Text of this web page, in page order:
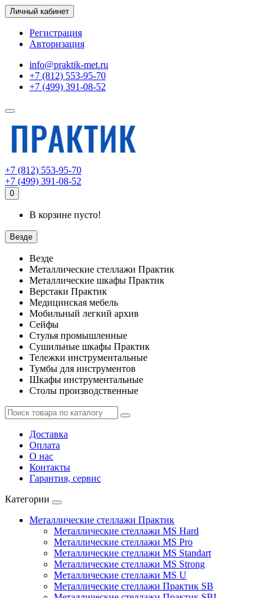
Личный кабинет
Регистрация
Авторизация
info@praktik-met.ru
+7 (812) 553-95-70
+7 (499) 391-08-52
+7 (812) 553-95-70
+7 (499) 391-08-52
0
В корзине пусто!
Везде
Везде
Металлические стеллажи Практик
Металлические шкафы Практик
Верстаки Практик
Медицинская мебель
Мобильный легкий архив
Сейфы
Стулья промышленные
Сушильные шкафы Практик
Тележки инструментальные
Тумбы для инструментов
Шкафы инструментальные
Столы производственные
Доставка
Оплата
О нас
Контакты
Гарантия, сервис
Категории
Металлические стеллажи Практик
Металлические стеллажи MS Hard
Металлические стеллажи MS Pro
Металлические стеллажи MS Standart
Металлические стеллажи MS Strong
Металлические стеллажи MS U
Металлические стеллажи Практик SB